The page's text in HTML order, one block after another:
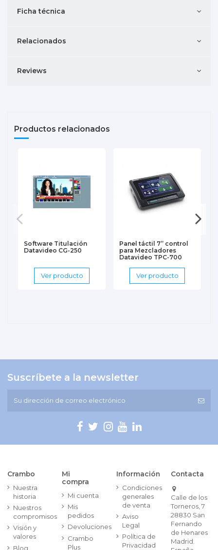
Ficha técnica
Relacionados
Reviews
Productos relacionados
Software Titulación
Datavideo CG-250
Ver producto
Panel táctil 7” control
para Mezcladores
Datavideo TPC-700
Ver producto
Suscríbete a la newsletter
Crambo
Nuestra
historia
Nuestros
compromisos
Visión y
valores
Blog
Mi
compra
Mi cuenta
Mis
pedidos
Devoluciones
Crambo
Plus
Información
Condiciones
generales
de venta
Aviso
Legal
Política de
Privacidad
Contacta
Calle de los
Torneros, 7
28830 San
Fernando
de Henares
Madrid.